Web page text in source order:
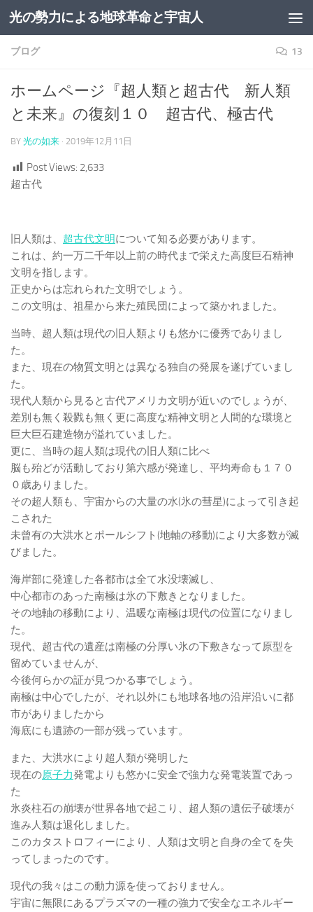
コンテンツへスキップ
光の勢力による地球革命と宇宙人
ブログ 13
ホームページ『超人類と超古代 新人類
と未来』の復刻１０ 超古代、極古代
BY 光の如来 · 2019年12月11日
Post Views: 2,633
超古代
旧人類は、 超古代文明について知る必要があります。
これは、約一万二千年以上前の時代まで栄えた高度巨石精神
文明を指します。
正史からは忘れられた文明でしょう。
この文明は、祖星から来た殖民団によって築かれました。
当時、超人類は現代の旧人類よりも悠かに優秀でありまし
た。
また、現在の物質文明とは異なる独自の発展を遂げていまし
た。
現代人類から見ると古代アメリカ文明が近いのでしょうが、
差別も無く殺戮も無く更に高度な精神文明と人間的な環境と
巨大巨石建造物が溢れていました。
更に、当時の超人類は現代の旧人類に比べ
脳も殆どが活動しており第六感が発達し、平均寿命も１７０
０歳ありました。
その超人類も、宇宙からの大量の水(氷の彗星)によって引き起
こされた
未曾有の大洪水とポールシフト(地軸の移動)により大多数が滅
びました。
海岸部に発達した各都市は全て水没壊滅し、
中心都市のあった南極は氷の下敷きとなりました。
その地軸の移動により、温暖な南極は現代の位置になりまし
た。
現代、超古代の遺産は南極の分厚い氷の下敷きなって原型を
留めていませんが、
今後何らかの証が見つかる事でしょう。
南極は中心でしたが、それ以外にも地球各地の沿岸沿いに都
市がありましたから
海底にも遺跡の一部が残っています。
また、大洪水により超人類が発明した
現在の原子力発電よりも悠かに安全で強力な発電装置であっ
た
氷炎柱石の崩壊が世界各地で起こり、超人類の遺伝子破壊が
進み人類は退化しました。
このカタストロフィーにより、人類は文明と自身の全てを失
ってしまったのです。
現代の我々はこの動力源を使っておりません。
宇宙に無限にあるプラズマの一種の強力で安全なエネルギー